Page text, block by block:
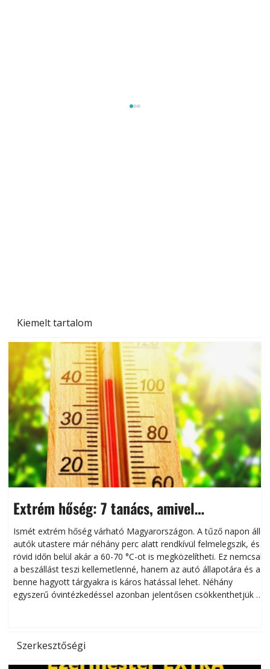
Kiemelt tartalom
Extrém hőség: 7 tanács, amivel
megóvhatjuk autónkat a nyári károktól
Ismét extrém hőség várható Magyarországon. A tűző napon álló
autók utastere már néhány perc alatt rendkívül felmelegszik, és
rövid időn belül akár a 60-70 °C-ot is megközelítheti. Ez nemcsak
a beszállást teszi kellemetlenné, hanem az autó állapotára és a
benne hagyott tárgyakra is káros hatással lehet. Néhány
egyszerű óvintézkedéssel azonban jelentősen csökkenthetjük a
Szerkesztőségi